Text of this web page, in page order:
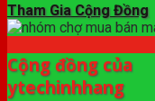
Tham Gia Cộng Đồng
Cộng đồng của
ytechinhhang